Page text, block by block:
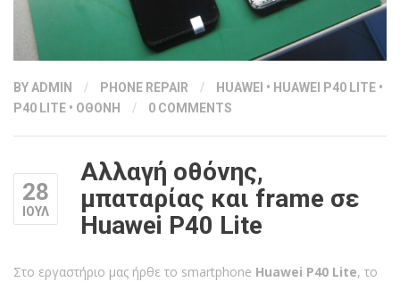
BYADMIN / PHONE REPAIR / HUAWEI • HUAWEI P40 LITE •
P40 LITE • ΟΘΟΝΗ / 0 COMMENTS
28
ΙΟΥΛ
Αλλαγή οθόνης,
μπαταρίας και frame σε
Huawei P40 Lite
Στο εργαστήριο μας ήρθε το smartphone Huawei P40 Lite, το